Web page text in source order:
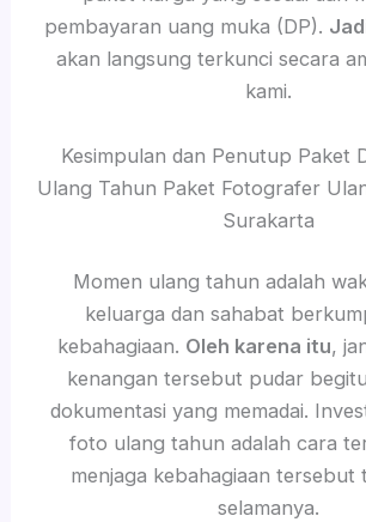
pembayaran uang muka (DP).
akan langsung terkunci secara
kami.
Kesimpulan dan Penutup Paket
Ulang Tahun Paket Fotografer
Surakarta
Momen ulang tahun adalah
keluarga dan sahabat
kebahagiaan. Oleh karena itu,
kenangan tersebut pudar
dokumentasi yang memadai.
foto ulang tahun adalah cara
menjaga kebahagiaan tersebut
selamanya.